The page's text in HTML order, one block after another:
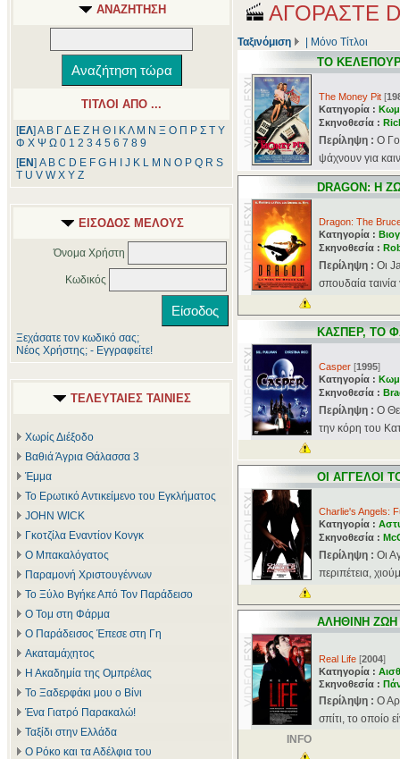
ΑΝΑΖΗΤΗΣΗ
ΤΙΤΛΟΙ ΑΠΟ ...
[ΕΛ] Α Β ΓΔ Ε Ζ Η Θ ΚΛ Μ Ν Ξ Ο Π Ρ Σ Τ Υ
Φ Χ Ψ Ω 0 1 2 3 4 5 6 7 8 9
[ΕΝ] A B C D E F G H J K L M N O P Q R S
T U V W X Y Z
ΕΙΣΟΔΟΣ ΜΕΛΟΥΣ
Όνομα Χρήστη
Κωδικός
Ξεχάσατε τον κωδικό σας;
Νέος Χρήστης; - Εγγραφείτε!
ΤΕΛΕΥΤΑΙΕΣ ΤΑΙΝΙΕΣ
Χωρίς Διέξοδο
Βαθιά Άγρια Θάλασσα 3
Έμμα
Το Ερωτικό Αντικείμενο του Εγκλήματος
JOHN WICK
Γκοτζίλα Εναντίον Κονγκ
Ο Μπακαλόγατος
Παραμονή Χριστουγέννων
Το Ξύλο Βγήκε Από Τον Παράδεισο
Ο Τομ στη Φάρμα
Ο Παράδεισος Έπεσε στη Γη
Ακαταμάχητος
Η Ακαδημία της Ομπρέλας
Το Ξαδερφάκι μου ο Βίνι
Ένα Γιατρό Παρακαλώ!
Ταξίδι στην Ελλάδα
Ο Ρόκο και τα Αδέλφια του
ΑΓΟΡΑΣΤΕ
Ταξινόμιση Μόνο Τίτλοι
ΤΟ
The Money Pit [
Κατηγορία :
Σκηνοθεσία :
Περίληψη : Ο
ψάχνουν για
DRAGON: Η
Dragon: The
Κατηγορία :
Σκηνοθεσία :
Περίληψη : Οι
σπουδαία
ΚΑΣΠΕΡ, ΤΟ
Casper [1995]
Κατηγορία :
Σκηνοθεσία :
Περίληψη : Ο
την κόρη του
ΟΙ ΑΓΓΕΛΟΙ
Charlie's Angels:
Κατηγορία :
Σκηνοθεσία :
Περίληψη : Οι
περιπέτεια,
ΑΛΗΘΙΝΗ ΖΩΗ
Real Life [2004]
Κατηγορία :
Σκηνοθεσία :
Περίληψη : Ο
σπίτι, το οποίο
INFO